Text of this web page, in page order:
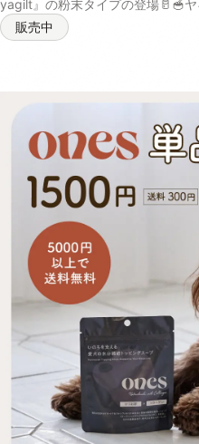
yagilt』の粉末タイプの登場🥛🥣
サポートする栄養補助食品です。
とフラクトオリゴ糖が健康な腸内
とで、腸内細菌叢の最適化と身体
身に健やかなエネルギーを供給す
健康的な身体づくりをすることが
き、体調に不安がある愛犬にも安
内容量 40g 原材料 ヤギ乳 、エン
維）乳酸菌（殺菌）、フラクトオ
イムQ10（一部に乳成分・ゼラチ
製造から2年 保存方法 パウチの口
湿の場所を避けて保存し、開封後
ください 与え方 小さじ一杯あた
与えてください。フードにトッピ
てくれます。※愛犬の体重や食い
分値 熱量：186kcal/40g リン：
質：19.5%以上 粗繊維：0.1%以
販売中